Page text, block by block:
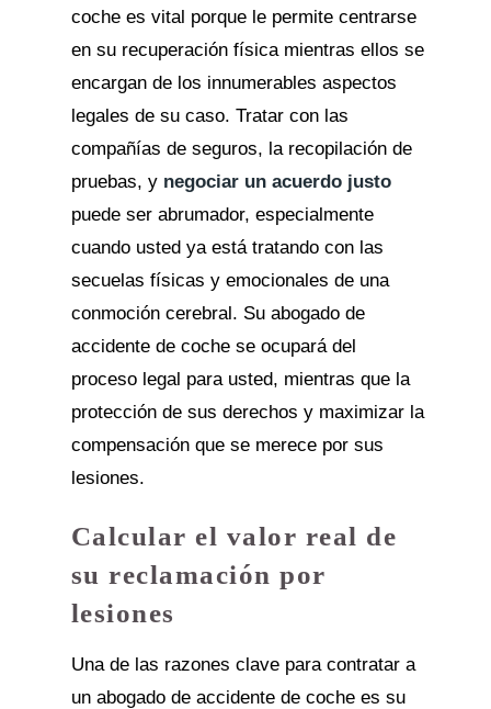
coche es vital porque le permite centrarse
en su recuperación física mientras ellos se
encargan de los innumerables aspectos
legales de su caso. Tratar con las
compañías de seguros, la recopilación de
pruebas, y negociar un acuerdo justo
puede ser abrumador, especialmente
cuando usted ya está tratando con las
secuelas físicas y emocionales de una
conmoción cerebral. Su abogado de
accidente de coche se ocupará del
proceso legal para usted, mientras que la
protección de sus derechos y maximizar la
compensación que se merece por sus
lesiones.
Calcular el valor real de
su reclamación por
lesiones
Una de las razones clave para contratar a
un abogado de accidente de coche es su